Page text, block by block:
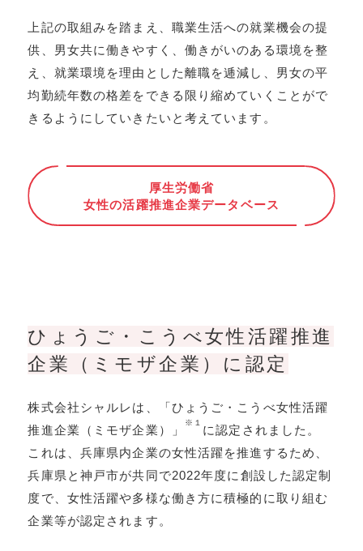
上記の取組みを踏まえ、職業生活への就業機会の提
供、男女共に働きやすく、働きがいのある環境を整
え、就業環境を理由とした離職を逓減し、男女の平
均勤続年数の格差をできる限り縮めていくことがで
きるようにしていきたいと考えています。
厚生労働省
女性の活躍推進企業データベース
ひょうご・こうべ女性活躍推進
企業（ミモザ企業）に認定
株式会社シャルレは、「ひょうご・こうべ女性活躍
推進企業（ミモザ企業）」
※１
に認定されました。
これは、兵庫県内企業の女性活躍を推進するため、
兵庫県と神戸市が共同で2022年度に創設した認定制
度で、女性活躍や多様な働き方に積極的に取り組む
企業等が認定されます。